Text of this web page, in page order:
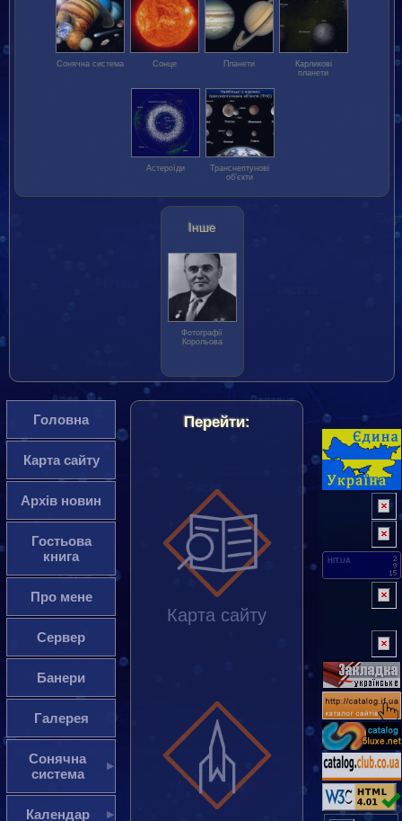
Сонячна система Сонце Планети
Карликові
планети
Астероїди
Транс­нептунові
об’єкти
Інше
Фотографії
Корольова
Головна
Карта сайту
Архів новин
Гостьова
книга
Про мене
Сервер
Банери
Галерея
Сонячна
система
Календар
Перейти:
Карта сайту
HIT.UA